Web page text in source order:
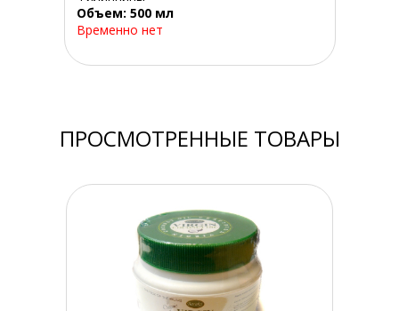
Объем: 500 мл
Временно нет
ПРОСМОТРЕННЫЕ ТОВАРЫ